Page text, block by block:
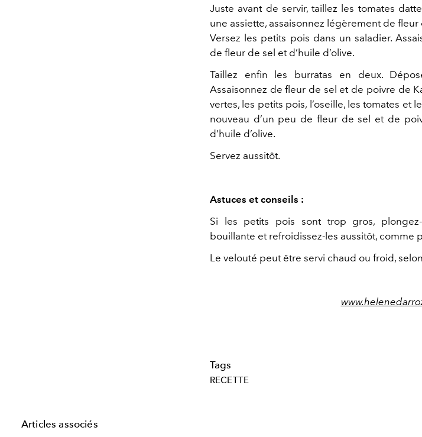
Juste avant de servir, taillez les tomates
une assiette, assaisonnez légèrement de fleur
Versez les petits pois dans un saladier.
de fleur de sel et d’huile d’olive.
Taillez enfin les burratas en deux.
Assaisonnez de fleur de sel et de poivre de
vertes, les petits pois, l’oseille, les tomates et
nouveau d’un peu de fleur de sel et de
d’huile d’olive.
Servez aussitôt.
Astuces et conseils :
Si les petits pois sont trop gros,
bouillante et refroidissez-les aussitôt, comme
Le velouté peut être servi chaud ou froid,
Tags
RECETTE
Articles associés